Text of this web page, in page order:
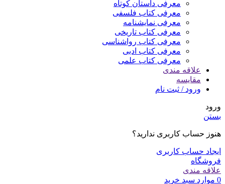
معرفی داستان کوتاه
معرفی کتاب فلسفی
معرفی نمایشنامه
معرفی کتاب تاریخی
معرفی کتاب رواشناسی
معرفی کتاب ادبی
معرفی کتاب علمی
علاقه مندی
مقایسه
ورود / ثبت نام
ورود
بستن
هنوز حساب کاربری ندارید؟
ایجاد حساب کاربری
فروشگاه
علاقه مندی
0 موارد سبد خرید